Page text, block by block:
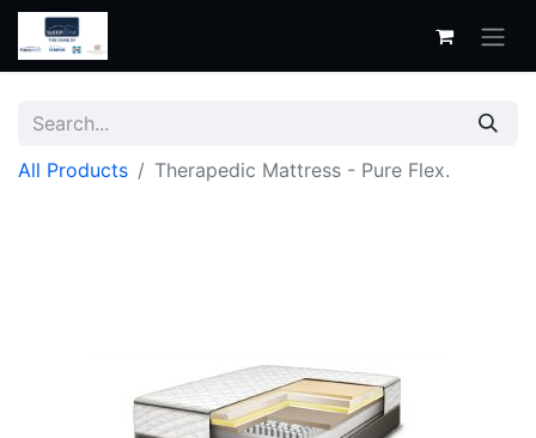
All Products Therapedic Mattress - Pure Flex.